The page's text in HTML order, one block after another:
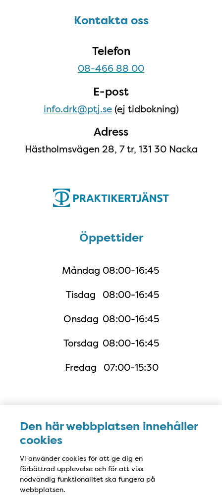
Den här webbplatsen innehåller
cookies
Vi använder cookies för att ge dig en
förbättrad upplevelse och för att viss
nödvändig funktionalitet ska fungera på
webbplatsen.
Kontakta ossKontakta oss
Telefon
08-466 88 00
E-post
info.drk@ptj.se(ej tidbokning)
Adress
Hästholmsvägen 28, 7 tr, 131 30 Nacka
Öppettider
Måndag 08:00-16:45
Tisdag
08:00-16:45
Onsdag 08:00-16:45
Torsdag 08:00-16:45
Fredag
07:00-15:30
Karta